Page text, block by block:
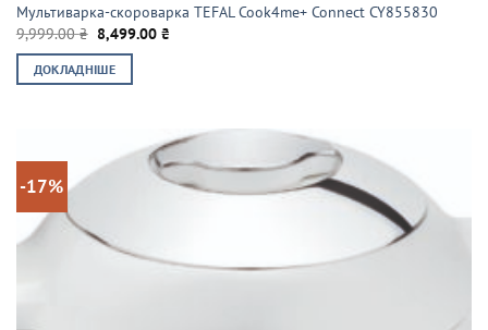
Мультиварка-скороварка TEFAL Cook4me+ Connect CY855830
9,999.00₴ Оригінальна
ціна:
9,999.00 ₴.
8,499.00₴
ДОКЛАДНІШЕ
-17%